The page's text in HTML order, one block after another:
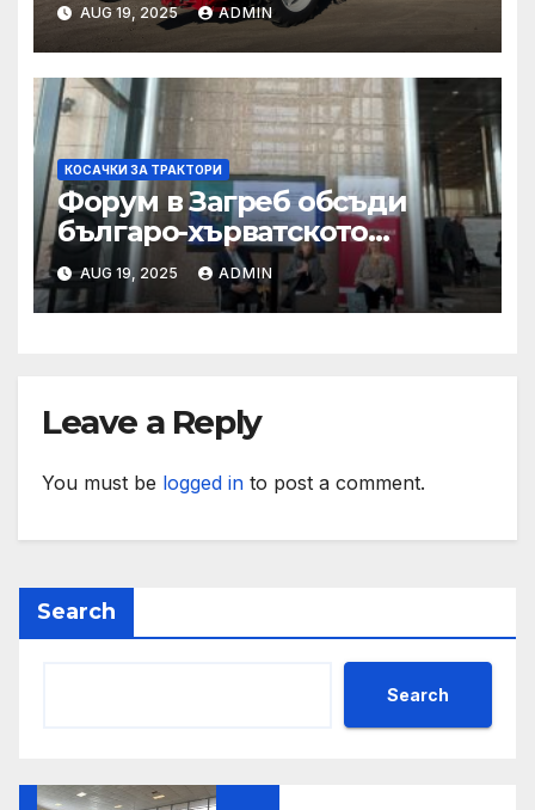
AUG 19, 2025 ADMIN
КОСАЧКИ ЗА ТРАКТОРИ
Форум в Загреб обсъди
българо-хърватското
сътрудничество
AUG 19, 2025 ADMIN
Leave a Reply
You must be logged in to post a comment.
Search
Search